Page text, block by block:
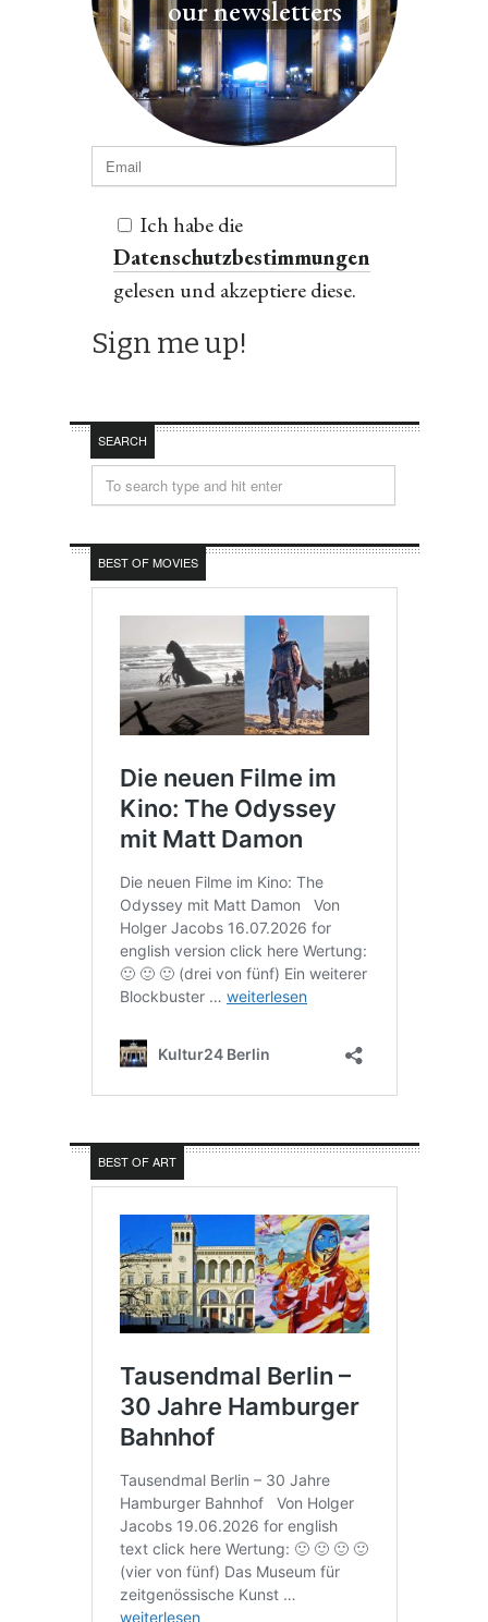
our newsletters
Ich habe die
Datenschutzbestimmungen
gelesen und akzeptiere diese.
SEARCH
BEST OF MOVIES
BEST OF ART